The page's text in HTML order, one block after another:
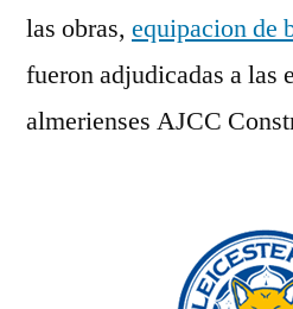
las obras, equipacion de
fueron adjudicadas a las
almerienses AJCC